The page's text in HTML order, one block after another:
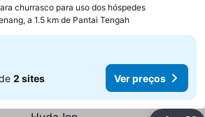
churrasco para uso dos hóspedes
a 1.5 km de Pantai Tengah
2 sites Ver preços